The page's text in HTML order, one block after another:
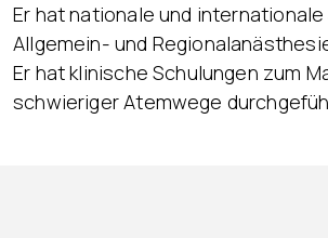
Er hat nationale und
Allgemein- und
Er hat klinische Schulungen zum
schwieriger Atemwege